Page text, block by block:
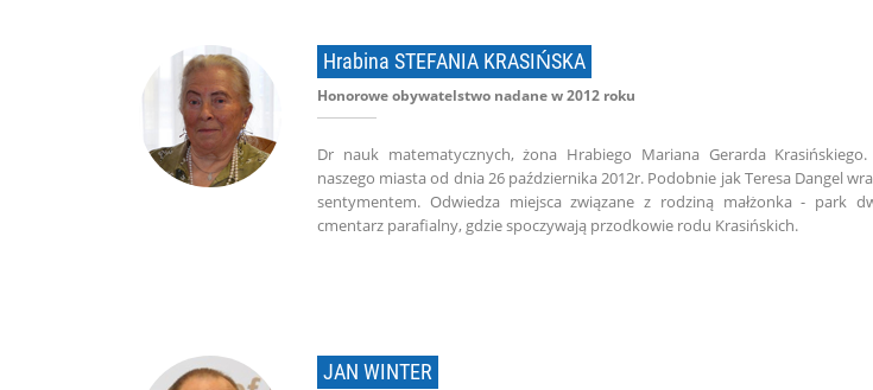
Hrabina STEFANIA KRASIŃSKA
Honorowe obywatelstwo nadane w 2012 roku
Dr nauk matematycznych, żona Hrabiego Mariana Gerarda
naszego miasta od dnia 26 października 2012r. Podobnie jak Teresa Dangel
sentymentem. Odwiedza miejsca związane z rodziną małżonka - park
cmentarz parafialny, gdzie spoczywają przodkowie rodu Krasińskich.
JAN WINTER